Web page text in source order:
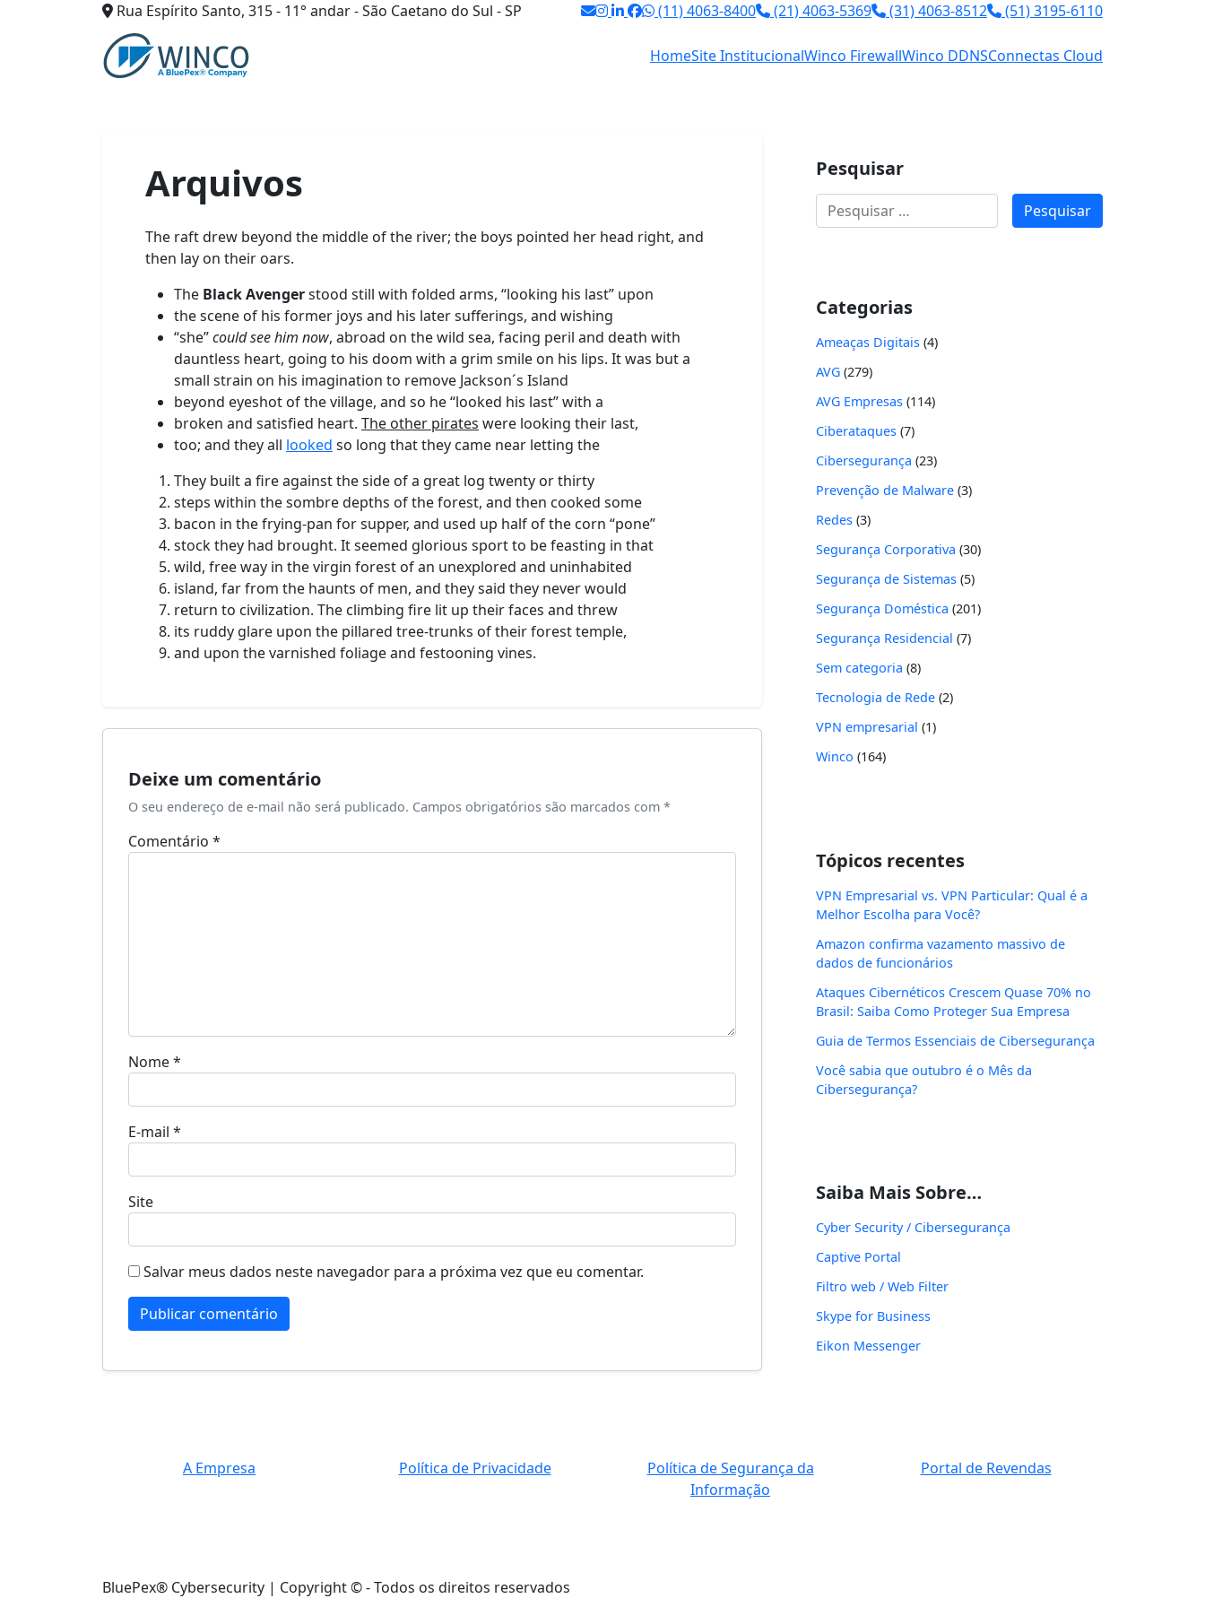
Rua Espírito Santo, 315 - 11° andar - São Caetano do Sul - SP (11) 4063-8400 (21) 4063-5369 (31) 4063-8512
(51) 3195-6110
HomeSite InstitucionalWinco FirewallWinco DDNSConnectas Cloud
Arquivos
The raft drew beyond the middle of the river; the boys pointed her head right, and
then lay on their oars.
The Black Avengerstood still with folded arms, “looking his last” upon
the scene of his former joys and his later sufferings, and wishing
“she”could see him now, abroad on the wild sea, facing peril and death with
dauntless heart, going to his doom with a grim smile on his lips. It was but a
small strain on his imagination to remove Jackson´s Island
beyond eyeshot of the village, and so he “looked his last” with a
broken and satisfied heart. The other pirates were looking their last,
too; and they all looked so long that they came near letting the
They built a fire against the side of a great log twenty or thirty
steps within the sombre depths of the forest, and then cooked some
bacon in the frying-pan for supper, and used up half of the corn “pone”
stock they had brought. It seemed glorious sport to be feasting in that
wild, free way in the virgin forest of an unexplored and uninhabited
island, far from the haunts of men, and they said they never would
return to civilization. The climbing fire lit up their faces and threw
its ruddy glare upon the pillared tree-trunks of their forest temple,
and upon the varnished foliage and festooning vines.
Deixe um comentário
O seu endereço de e-mail não será publicado. Campos obrigatórios são marcados com *
Comentário *
Nome*
E-mail *
Site
Salvar meus dados neste navegador para a próxima vez que eu comentar.
Pesquisar
Pesquisar
por:
Categorias
Ameaças Digitais (4)
AVG (279)
AVG Empresas (114)
Ciberataques (7)
Cibersegurança (23)
Prevenção de Malware (3)
Redes (3)
Segurança Corporativa (30)
Segurança de Sistemas (5)
Segurança Doméstica (201)
Segurança Residencial (7)
Sem categoria (8)
Tecnologia de Rede (2)
VPN empresarial (1)
Winco (164)
Tópicos recentes
VPN Empresarial vs. VPN Particular: Qual é a
Melhor Escolha para Você?
Amazon confirma vazamento massivo de
dados de funcionários
Ataques Cibernéticos Crescem Quase 70% no
Brasil: Saiba Como Proteger Sua Empresa
Guia de Termos Essenciais de Cibersegurança
Você sabia que outubro é o Mês da
Cibersegurança?
Saiba Mais Sobre…
Cyber Security / Cibersegurança
Captive Portal
Filtro web / Web Filter
Skype for Business
Eikon Messenger
A Empresa Política de Privacidade
Política de Segurança da
Informação
Portal de Revendas
BluePex® Cybersecurity | Copyright © - Todos os direitos reservados